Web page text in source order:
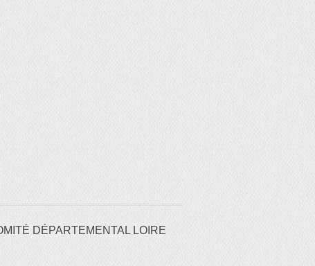
DÉPARTEMENTAL LOIRE